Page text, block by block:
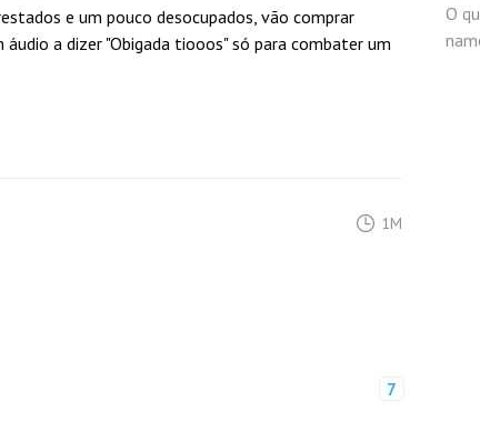
e um pouco desocupados, vão comprar
a dizer "Obigada tiooos" só para combater um
1M
7
O